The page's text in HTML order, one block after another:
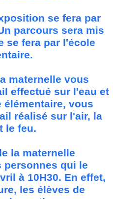
se fera par
parcours sera mis
se fera par l'école
maternelle vous
effectué sur l'eau et
vous
réalisé sur l'air, la
le feu.
la maternelle
qui le
à 10H30. En effet,
les élèves de